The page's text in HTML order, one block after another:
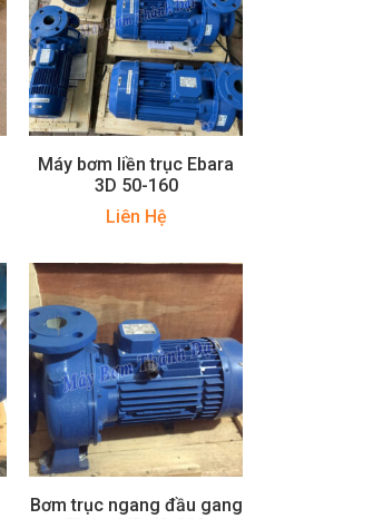
Máy bơm liền trục Ebara
3D 50-160
Liên Hệ
Bơm trục ngang đầu gang